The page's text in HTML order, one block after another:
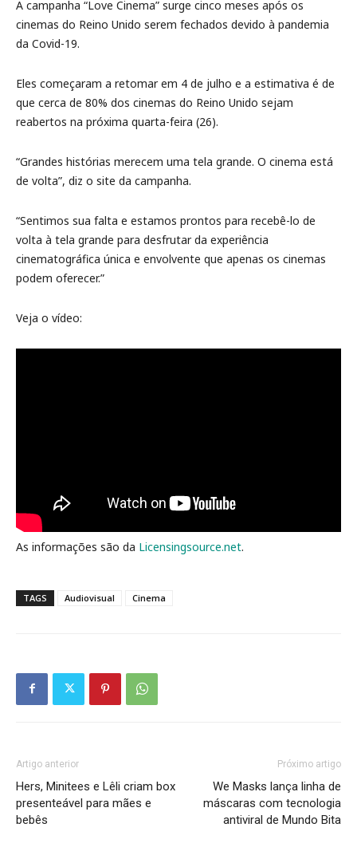
A campanha “Love Cinema” surge cinco meses após os
cinemas do Reino Unido serem fechados devido à pandemia
da Covid-19.
Eles começaram a retomar em 4 de julho e a estimativa é de
que cerca de 80% dos cinemas do Reino Unido sejam
reabertos na próxima quarta-feira (26).
“Grandes histórias merecem uma tela grande. O cinema está
de volta”, diz o site da campanha.
“Sentimos sua falta e estamos prontos para recebê-lo de
volta à tela grande para desfrutar da experiência
cinematográfica única e envolvente que apenas os cinemas
podem oferecer.”
Veja o vídeo:
As informações são da Licensingsource.net.
TAGS Audiovisual Cinema
Artigo anterior
Hers, Minitees e Lêli criam box
presenteável para mães e
bebês
Próximo artigo
We Masks lança linha de
máscaras com tecnologia
antiviral de Mundo Bita